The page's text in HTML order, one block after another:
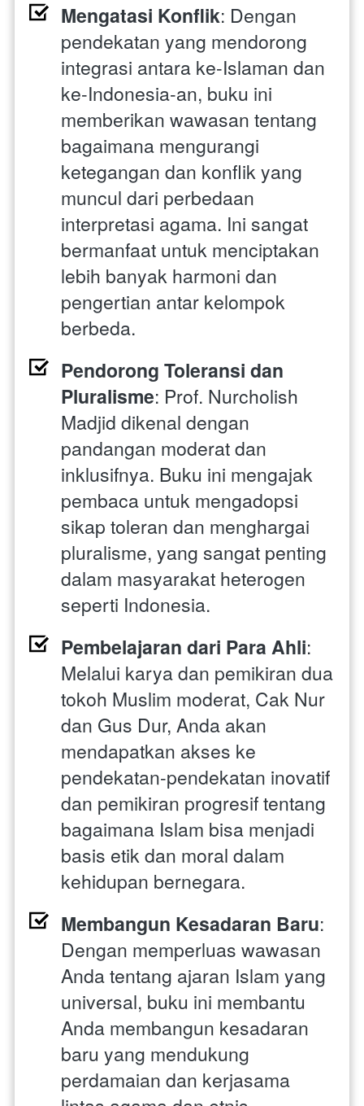
Mengatasi Konflik: Dengan
pendekatan yang mendorong
integrasi antara ke-Islaman dan
ke-Indonesia-an, buku ini
memberikan wawasan tentang
bagaimana mengurangi
ketegangan dan konflik yang
muncul dari perbedaan
interpretasi agama. Ini sangat
bermanfaat untuk menciptakan
lebih banyak harmoni dan
pengertian antar kelompok
berbeda.
Pendorong Toleransi dan
Pluralisme: Prof. Nurcholish
Madjid dikenal dengan
pandangan moderat dan
inklusifnya. Buku ini mengajak
pembaca untuk mengadopsi
sikap toleran dan menghargai
pluralisme, yang sangat penting
dalam masyarakat heterogen
seperti Indonesia.
Pembelajaran dari Para Ahli:
Melalui karya dan pemikiran dua
tokoh Muslim moderat, Cak Nur
dan Gus Dur, Anda akan
mendapatkan akses ke
pendekatan-pendekatan inovatif
dan pemikiran progresif tentang
bagaimana Islam bisa menjadi
basis etik dan moral dalam
kehidupan bernegara.
Membangun Kesadaran Baru:
Dengan memperluas wawasan
Anda tentang ajaran Islam yang
universal, buku ini membantu
Anda membangun kesadaran
baru yang mendukung
perdamaian dan kerjasama